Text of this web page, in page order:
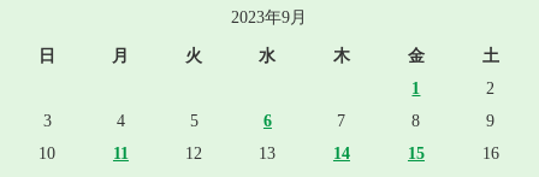
2023年9月
日 月 火 水 木 金 土
1
2
3
4 5 6 7 8
9
10
11 12 13 14 15
16